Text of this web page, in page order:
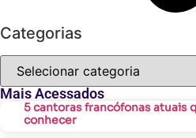
Categorias
Mais Acessados
5 cantoras francófonas atuais
conhecer